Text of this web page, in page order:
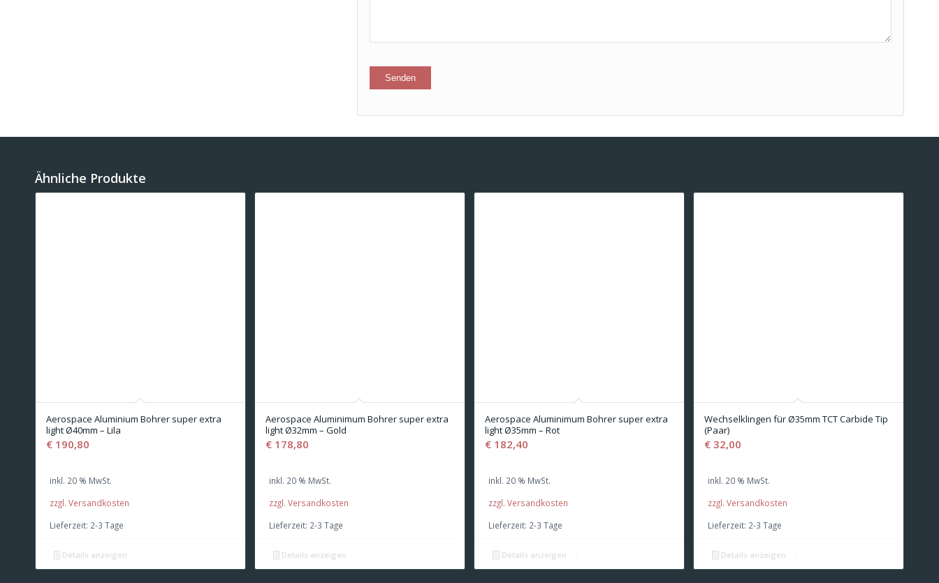
Ähnliche Produkte
Aerospace Aluminium Bohrer super extra
light Ø40mm – Lila
€ 190,80
inkl. 20 % MwSt.
zzgl. Versandkosten
Lieferzeit: 2-3 Tage
Details anzeigen
Aerospace Aluminimum Bohrer super extra
light Ø32mm – Gold
€ 178,80
inkl. 20 % MwSt.
zzgl. Versandkosten
Lieferzeit: 2-3 Tage
Details anzeigen
Aerospace Aluminimum Bohrer super extra
light Ø35mm – Rot
€ 182,40
inkl. 20 % MwSt.
zzgl. Versandkosten
Lieferzeit: 2-3 Tage
Details anzeigen
Wechselklingen für Ø35mm TCT Carbide Tip
(Paar)
€ 32,00
inkl. 20 % MwSt.
zzgl. Versandkosten
Lieferzeit: 2-3 Tage
Details anzeigen